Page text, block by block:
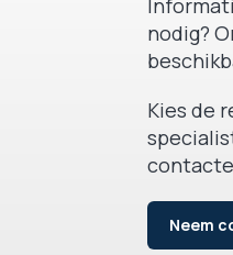
nodig?
Kies de
Neem